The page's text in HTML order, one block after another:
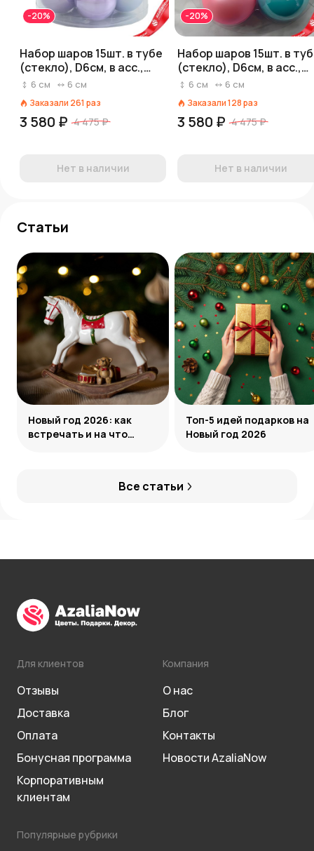
-20%
Набор шаров 15шт. в тубе
(стекло), D6см, в асс.,
сиреневый, вид 2
6 см 6 см
Заказали 261 раз
3 580 ₽ 4 475 ₽
Нет в наличии
-20%
Набор шаров 15шт. в
(стекло), D6см, в асс.,
сиреневый/розовый/
6 см 6 см
Заказали128раз
3 580 ₽ 4 475 ₽
Нет в наличии
Статьи
Все статьи
Новый год 2026: как
встречать и на что
Топ-5 идей подарков на
Новый год 2026
Для клиентов
Отзывы
Доставка
Оплата
Бонусная программа
Корпоративным
клиентам
Компания
О нас
Блог
Контакты
Новости AzaliaNow
Популярные рубрики